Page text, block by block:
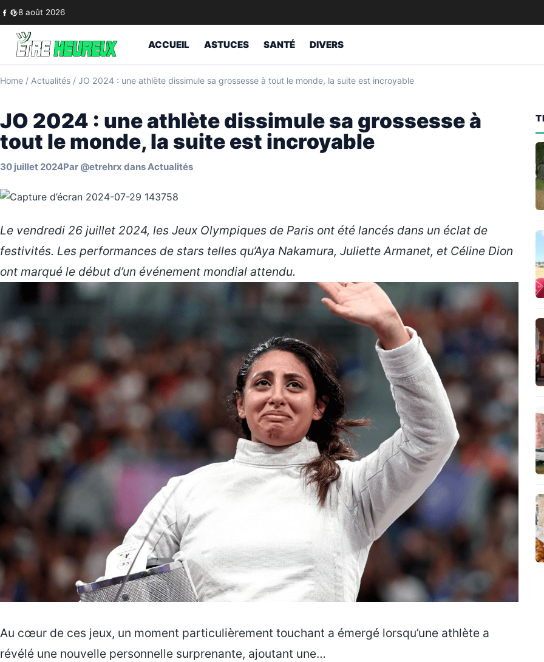
Skip to content
8 août 2026
ACCUEIL ASTUCES SANTÉ DIVERS
Home / Actualités / JO 2024 : une athlète dissimule sa grossesse à tout le monde, la suite est incroyable
JO 2024 : une athlète dissimule sa grossesse à
tout le monde, la suite est incroyable
30 juillet 2024Par @etrehrx dansActualités
Le vendredi 26 juillet 2024, les Jeux Olympiques de Paris ont été lancés dans un éclat de
festivités. Les performances de stars telles qu’Aya Nakamura, Juliette Armanet, et Céline Dion
ont marqué le début d’un événement mondial attendu.
Au cœur de ces jeux, un moment particulièrement touchant a émergé lorsqu’une athlète a
révélé une nouvelle personnelle surprenante, ajoutant une…